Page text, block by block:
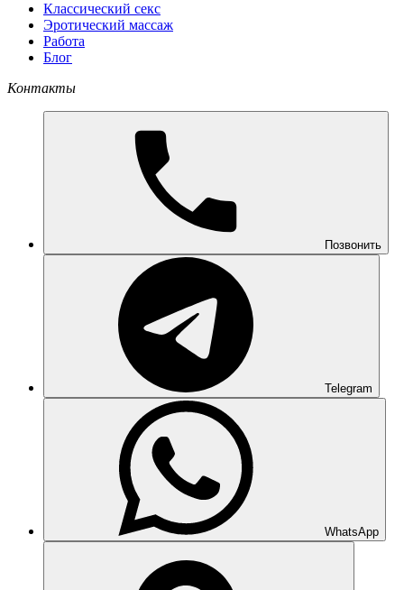
Классический секс
Эротический массаж
Работа
Блог
Контакты
Позвонить
Telegram
WhatsApp